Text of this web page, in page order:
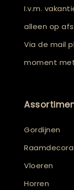
I.v.m.
alleen op
Via de mail
moment
Gordijnen
Vloeren
Horren